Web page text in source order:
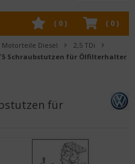
( 0)
( 0)
Motorteile Diesel
2,5 TDi
T5 Schraubstutzen für Ölfilterhalter
für